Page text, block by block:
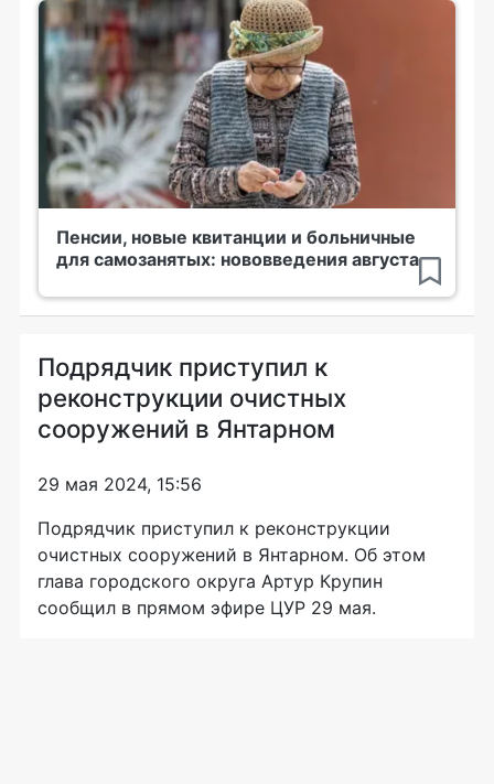
Пенсии, новые квитанции и больничные
для самозанятых: нововведения августа
Подрядчик приступил к
реконструкции очистных
сооружений в Янтарном
29 мая 2024, 15:56
Подрядчик приступил к реконструкции
очистных сооружений в Янтарном. Об этом
глава городского округа Артур Крупин
сообщил в прямом эфире ЦУР 29 мая.